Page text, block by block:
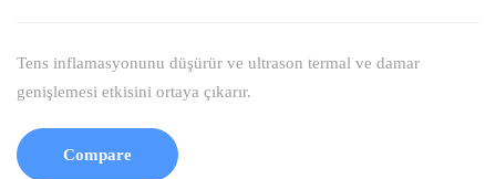
Tens inflamasyonunu düşürür ve ultrason termal ve damar
genişlemesi etkisini ortaya çıkarır.
Compare